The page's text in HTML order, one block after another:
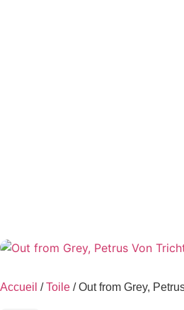
Accueil /Toile / Out from Grey,